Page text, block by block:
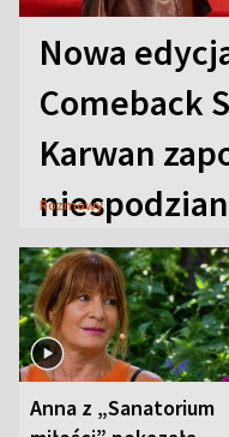
Nowa
Comeback
Karwan
Rozmowy
Anna z „Sanatorium